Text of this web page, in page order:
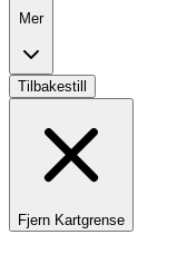
Mer
Tilbakestill
Fjern Kartgrense